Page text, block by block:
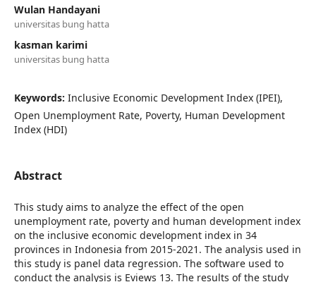
Wulan Handayani
universitas bung hatta
kasman karimi
universitas bung hatta
Keywords: Inclusive Economic Development Index (IPEI),
Open Unemployment Rate, Poverty, Human Development
Index (HDI)
Abstract
This study aims to analyze the effect of the open
unemployment rate, poverty and human development index
on the inclusive economic development index in 34
provinces in Indonesia from 2015-2021. The analysis used in
this study is panel data regression. The software used to
conduct the analysis is Eviews 13. The results of the study